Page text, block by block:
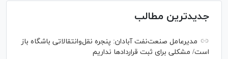
جدیدترین مطالب
مدیرعامل صنعت‌نفت آبادان: پنجره نقل‌وانتقالاتی باشگاه باز
است/ مشکلی برای ثبت قرارداد‌ها نداریم